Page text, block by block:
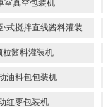
室真空包装机
式搅拌直线酱料灌装
粒酱料灌装机
油料包包装机
红枣包装机